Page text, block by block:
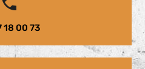
18 00 73